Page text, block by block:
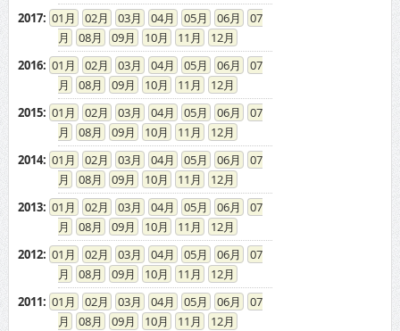
2017: 01 02 03 04 05 06
07
08
09 10 11
12
2016: 01 02 03 04 05 06
07
08
09 10 11
12
2015: 01 02 03 04 05 06
07
08
09 10 11
12
2014: 01 02 03 04 05 06
07
08
09 10 11
12
2013: 01 02 03 04 05 06
07
08
09 10 11
12
2012: 01 02 03 04 05 06
07
08
09 10 11
12
2011: 01 02 03 04 05 06
07
08
09 10 11
12